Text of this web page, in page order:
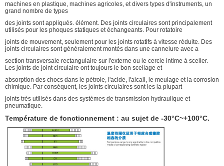
machines en plastique, machines agricoles, et divers types d'instruments, un
grand nombre de types
des joints sont appliqués. élément. Des joints circulaires sont principalement
utilisés pour les phoques statiques et échangeants. Pour rotatoire
joints de mouvement, seulement pour les joints rotatifs à vitesse réduite. Des
joints circulaires sont généralement montés dans une cannelure avec a
section transversale rectangulaire sur l'externe ou le cercle intime à sceller.
Les joints de joint circulaire ont toujours le bon scellage et
absorption des chocs dans le pétrole, l'acide, l'alcali, le meulage et la corrosion
chimique. Par conséquent, les joints circulaires sont les la plupart
joints très utilisés dans des systèmes de transmission hydraulique et
pneumatique.
Température de fonctionnement : au sujet de -30°C~+100°C.